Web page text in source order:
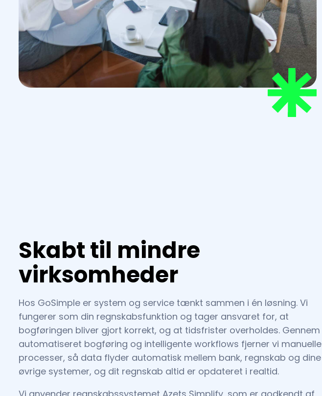
Skabt til mindre
virksomheder
Hos GoSimple er system og service tænkt sammen i én løsning. Vi
fungerer som din regnskabsfunktion og tager ansvaret for, at
bogføringen bliver gjort korrekt, og at tidsfrister overholdes. Gennem
automatiseret bogføring og intelligente workflows fjerner vi manuelle
processer, så data flyder automatisk mellem bank, regnskab og dine
øvrige systemer, og dit regnskab altid er opdateret i realtid.